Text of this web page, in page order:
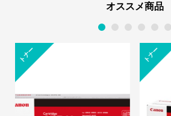
オススメ商品
トナー トナー
1 2 3 4 5 6